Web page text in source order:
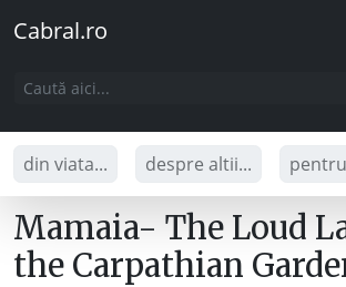
Cabral.ro
din viata... despre altii...
Mamaia- The Loud
the Carpathian